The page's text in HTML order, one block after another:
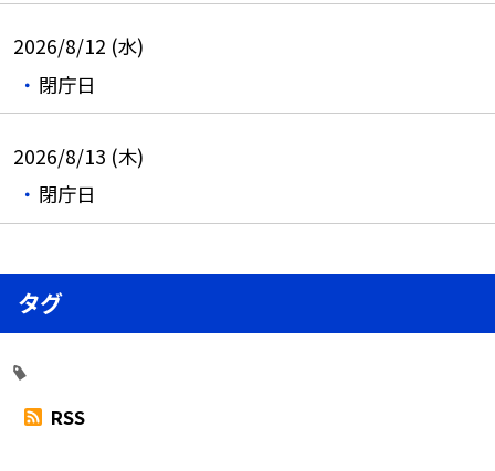
2026/8/12 (水)
閉庁日
2026/8/13 (木)
閉庁日
タグ
RSS